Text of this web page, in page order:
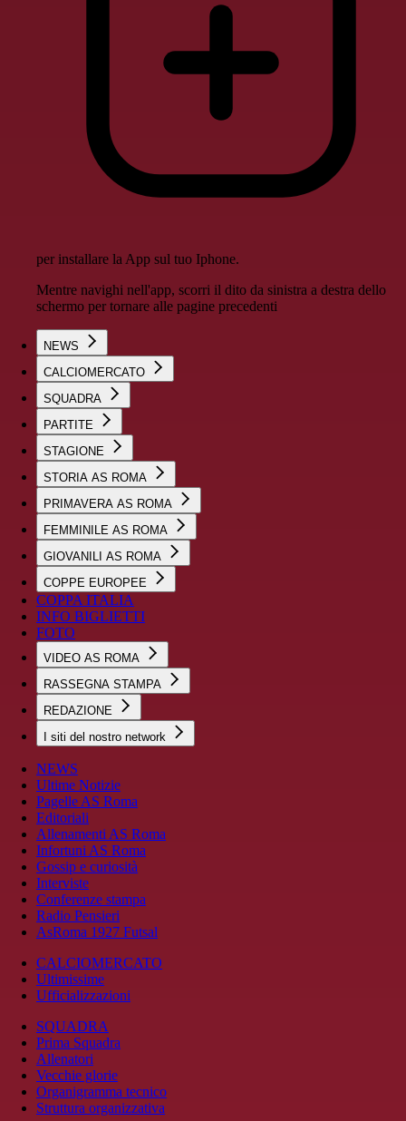
per installare la App sul tuo Iphone.
Mentre navighi nell'app, scorri il dito da sinistra a destra dello
schermo per tornare alle pagine precedenti
NEWS
CALCIOMERCATO
SQUADRA
PARTITE
STAGIONE
STORIA AS ROMA
PRIMAVERA AS ROMA
FEMMINILE AS ROMA
GIOVANILI AS ROMA
COPPE EUROPEE
COPPA ITALIA
INFO BIGLIETTI
FOTO
VIDEO AS ROMA
RASSEGNA STAMPA
REDAZIONE
I siti del nostro network
NEWS
Ultime Notizie
Pagelle AS Roma
Editoriali
Allenamenti AS Roma
Infortuni AS Roma
Gossip e curiosità
Interviste
Conferenze stampa
Radio Pensieri
AsRoma 1927 Futsal
CALCIOMERCATO
Ultimissime
Ufficializzazioni
SQUADRA
Prima Squadra
Allenatori
Vecchie glorie
Organigramma tecnico
Struttura organizzativa